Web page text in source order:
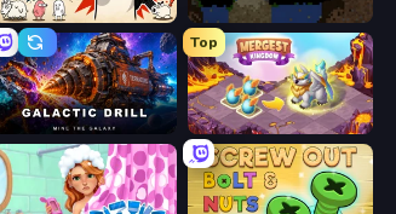
Gun Hero: Cat Survival Element Playground
Galactic Drill
Top
Mergest Kingdom